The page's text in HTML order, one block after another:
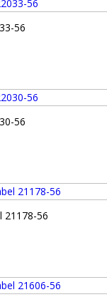
56
56
21178-56